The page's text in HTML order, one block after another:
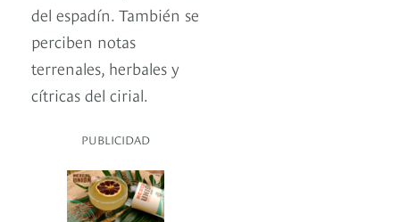
del espadín. También se
perciben notas
terrenales, herbales y
cítricas del cirial.
PUBLICIDAD